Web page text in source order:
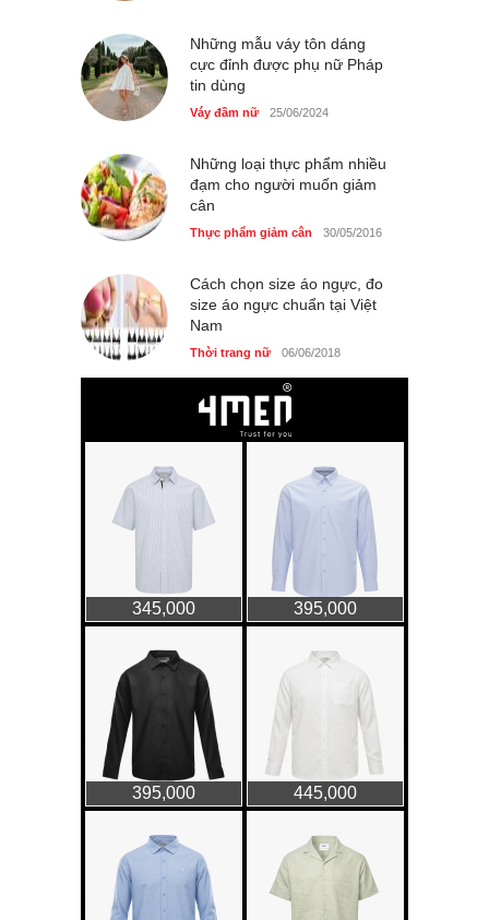
Những mẫu váy tôn dáng
cực đỉnh được phụ nữ Pháp
tin dùng
Váy đầm nữ 25/06/2024
Những loại thực phẩm nhiều
đạm cho người muốn giảm
cân
Thực phẩm giảm cân 30/05/2016
Cách chọn size áo ngực, đo
size áo ngực chuẩn tại Việt
Nam
Thời trang nữ 06/06/2018